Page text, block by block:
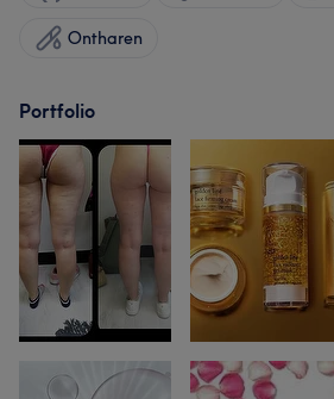
Ontharen
Portfolio